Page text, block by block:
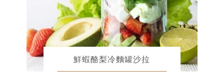
鮮蝦酪梨冷麵罐沙拉